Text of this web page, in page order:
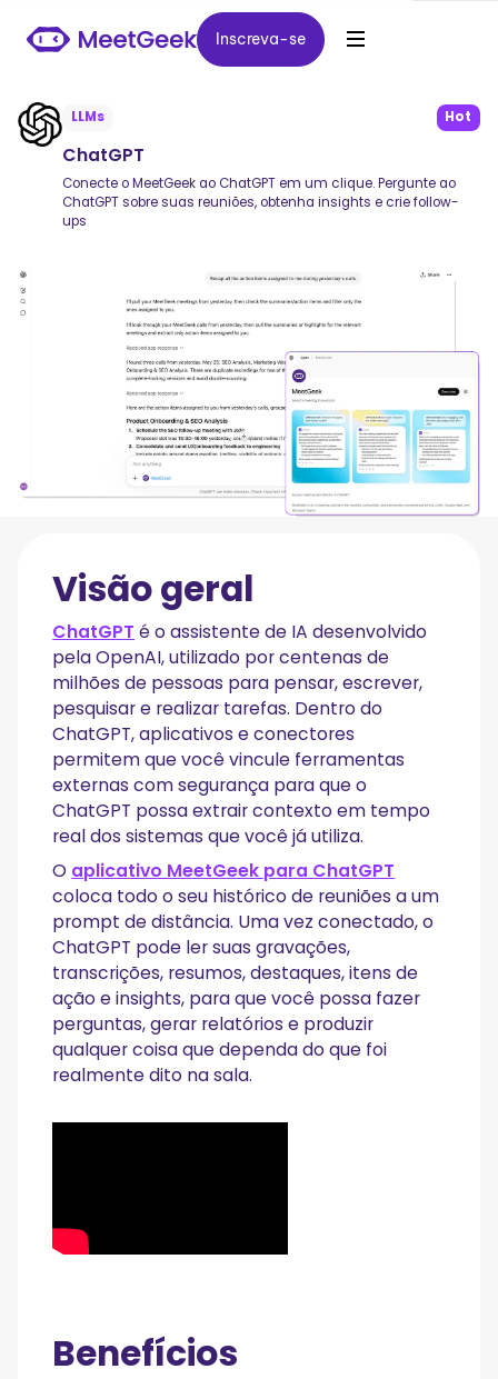
Inscreva-se
Inscreva-se
LLMs
ChatGPT
Conecte o MeetGeek ao ChatGPT em um clique. Pergunte ao
ChatGPT sobre suas reuniões, obtenha insights e crie follow-
ups
Hot
Visão geral
ChatGPT é o assistente de IA desenvolvido
pela OpenAI, utilizado por centenas de
milhões de pessoas para pensar, escrever,
pesquisar e realizar tarefas. Dentro do
ChatGPT, aplicativos e conectores
permitem que você vincule ferramentas
externas com segurança para que o
ChatGPT possa extrair contexto em tempo
real dos sistemas que você já utiliza.
O aplicativo MeetGeek para ChatGPT
coloca todo o seu histórico de reuniões a um
prompt de distância. Uma vez conectado, o
ChatGPT pode ler suas gravações,
transcrições, resumos, destaques, itens de
ação e insights, para que você possa fazer
perguntas, gerar relatórios e produzir
qualquer coisa que dependa do que foi
realmente dito na sala.
Benefícios